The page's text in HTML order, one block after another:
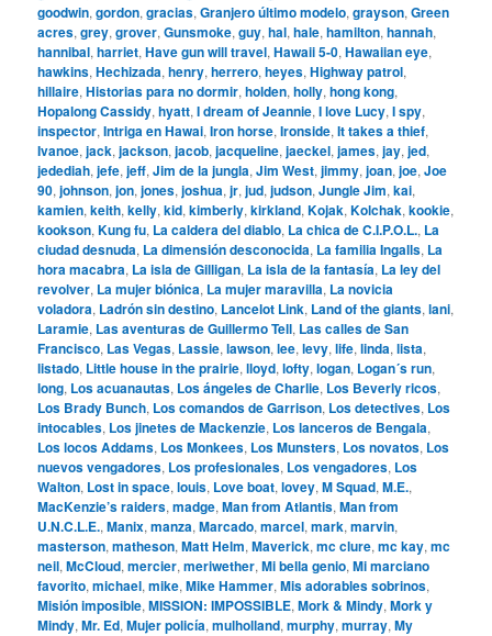
goodwin,gordon,gracias,Granjero último modelo,grayson,Green
acres,grey,grover,Gunsmoke,guy,hal,hale,hamilton,hannah,
hannibal,harriet,Have gun will travel,Hawaii 5-0,Hawaiian eye,
hawkins,Hechizada,henry,herrero,heyes,Highway patrol,
hillaire,Historias para no dormir,holden,holly,hong kong,
Hopalong Cassidy,hyatt,I dream of Jeannie,I love Lucy,I spy,
inspector,Intriga en Hawai,Iron horse,Ironside,It takes a thief,
Ivanoe,jack,jackson,jacob,jacqueline,jaeckel,james,jay,jed,
jedediah,jefe,jeff,Jim de la jungla,Jim West,jimmy,joan,joe,Joe
90,johnson,jon,jones,joshua,jr,jud,judson,Jungle Jim,kai,
kamien,keith,kelly,kid,kimberly,kirkland,Kojak,Kolchak,kookie,
kookson,Kung fu, La caldera del diablo, La chica de C.I.P.O.L., La
ciudad desnuda, La dimensión desconocida, La familia Ingalls, La
hora macabra, La isla de Gilligan, La isla de la fantasía, La ley del
revolver, La mujer biónica, La mujer maravilla, La novicia
voladora, Ladrón sin destino, Lancelot Link, Land of the giants,lani,
Laramie, Las aventuras de Guillermo Tell, Las calles de San
Francisco, Las Vegas, Lassie,lawson,lee,levy,life,linda,lista,
listado, Little house in the prairie,lloyd,lofty,logan, Logan´s run,
long, Los acuanautas, Los ángeles de Charlie, Los Beverly ricos,
Los Brady Bunch, Los comandos de Garrison, Los detectives, Los
intocables, Los jinetes de Mackenzie, Los lanceros de Bengala,
Los locos Addams, Los Monkees, Los Munsters, Los novatos, Los
nuevos vengadores, Los profesionales, Los vengadores, Los
Walton, Lost in space,louis, Love boat,lovey,M Squad,M.E.,
MacKenzie’s raiders,madge,Man from Atlantis,Man from
U.N.C.L.E.,Manix,manza,Marcado,marcel,mark,marvin,
masterson,matheson,Matt Helm,Maverick,mc clure,mc kay,mc
neil,McCloud,mercier,meriwether,Mi bella genio,Mi marciano
favorito,michael,mike,Mike Hammer,Mis adorables sobrinos,
Misión imposible,MISSION: IMPOSSIBLE,Mork & Mindy,Mork y
Mindy,Mr. Ed,Mujer policía,mulholland,murphy,murray,My